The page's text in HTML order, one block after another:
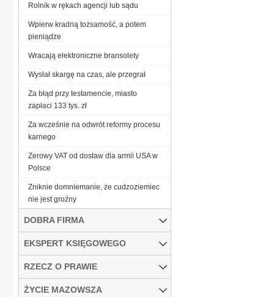
Rolnik w rękach agencji lub sądu
Wpierw kradną tożsamość, a potem
pieniądze
Wracają elektroniczne bransolety
Wysłał skargę na czas, ale przegrał
Za błąd przy testamencie, miasto
zapłaci 133 tys. zł
Za wcześnie na odwrót reformy procesu
karnego
Zerowy VAT od dostaw dla armii USA w
Polsce
Zniknie domniemanie, że cudzoziemiec
nie jest groźny
DOBRA FIRMA
EKSPERT KSIĘGOWEGO
RZECZ O PRAWIE
ŻYCIE MAZOWSZA